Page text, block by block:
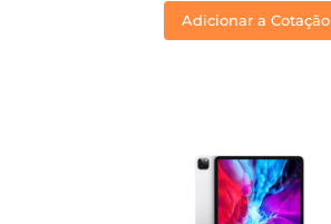
Adicionar a Cotação